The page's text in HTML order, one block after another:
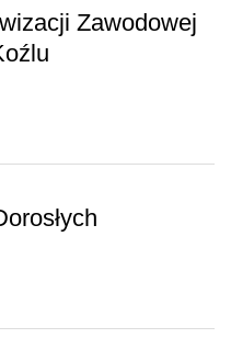
Zawodowej